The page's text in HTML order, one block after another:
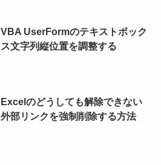
VBA UserFormのテキストボック
ス文字列縦位置を調整する
Excelのどうしても解除できない
外部リンクを強制削除する方法